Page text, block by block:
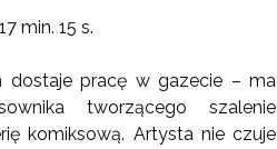
min. 15 s.
dostaje pracę w gazecie – ma
tworzącego szalenie
komiksową. Artysta nie czuje